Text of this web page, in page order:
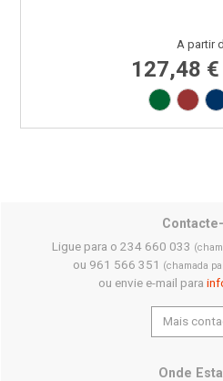
A partir
127,48 €
Verde
Ligue para o 234 660 033
ou 961 566 351 (chamada
ou envie e-mail para
Mais
Onde